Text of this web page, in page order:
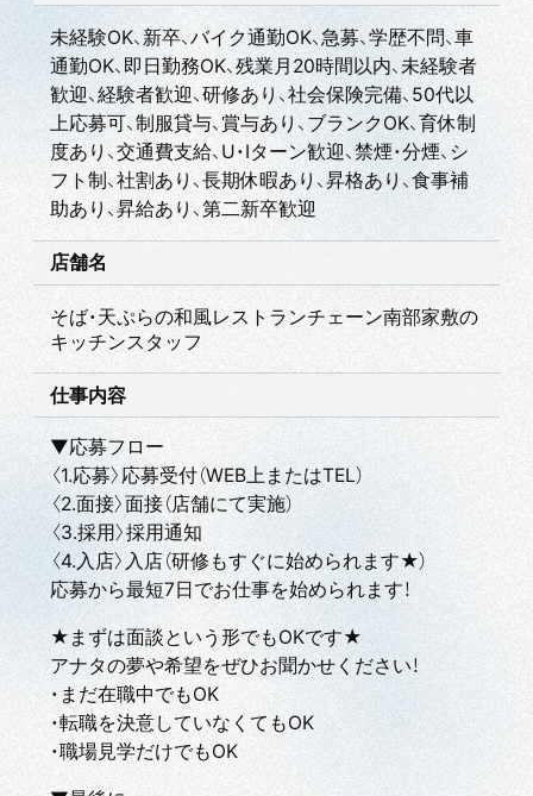
未経験OK、新卒、バイク通勤OK、急募、学歴不問、車
通勤OK、即日勤務OK、残業月20時間以内、未経験者
歓迎、経験者歓迎、研修あり、社会保険完備、50代以
上応募可、制服貸与、賞与あり、ブランクOK、育休制
度あり、交通費支給、U・Iターン歓迎、禁煙・分煙、シ
フト制、社割あり、長期休暇あり、昇格あり、食事補
助あり、昇給あり、第二新卒歓迎
店舗名
そば・天ぷらの和風レストランチェーン南部家敷の
キッチンスタッフ
仕事内容
▼応募フロー
〈1.応募〉応募受付（WEB上またはTEL）
〈2.面接〉面接（店舗にて実施）
〈3.採用〉採用通知
〈4.入店〉入店（研修もすぐに始められます★）
応募から最短7日でお仕事を始められます！
★まずは面談という形でもOKです★
アナタの夢や希望をぜひお聞かせください！
・まだ在職中でもOK
・転職を決意していなくてもOK
・職場見学だけでもOK